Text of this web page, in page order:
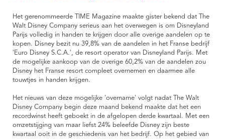
Het gerenommeerde TIME Magazine maakte gister bekend dat The
Walt Disney Company serieus aan het overwegen is om Disneyland
Parijs volledig in handen te krijgen door alle overige aandelen op te
kopen. Disney bezit nu 39,8% van de aandelen in het Franse bedrijf
'Euro Disney S.C.A.', de resort operator van Disneyland Parijs. Met
de mogelijke aankoop van de overige 60,2% van de aandelen zou
Disney het Franse resort compleet overnemen en daarmee alle
touwtjes in handen krijgen.
Het nieuws van deze mogelijke 'overname' volgt nadat The Walt
Disney Company begin deze maand bekend maakte dat het een
recordwinst heeft geboekt in de afgelopen derde kwartaal. Met een
omzetstijging van maar liefst 24% beleefde Disney zijn beste
kwartaal ooit in de geschiedenis van het bedrijf. Op het gebied van